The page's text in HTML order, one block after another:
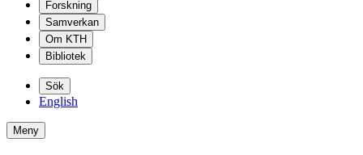
Forskning
Samverkan
Om KTH
Bibliotek
Sök
English
Meny